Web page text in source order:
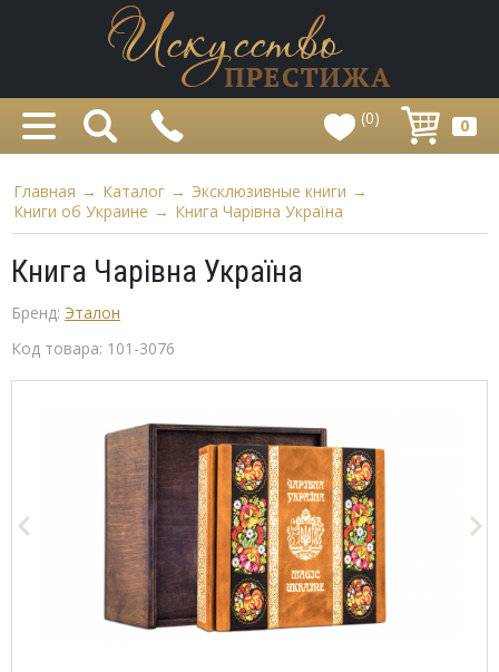
(0) 0
Главная → Каталог → Эксклюзивные книги →
Книги об Украине → Книга Чарівна Україна
Книга Чарівна Україна
Бренд: Эталон
Код товара: 101-3076